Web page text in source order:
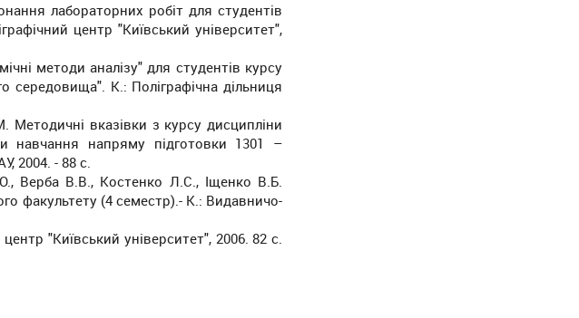
лабораторних робіт для студентів
центр "Київський університет",
методи аналізу" для студентів курсу
середовища". К.: Поліграфічна дільниця
вказівки з курсу дисципліни
навчання напряму підготовки 1301 –
2004. - 88 с.
Верба В.В., Костенко Л.С., Іщенко В.Б.
факультету (4 семестр).- К.: Видавничо-
"Київський університет", 2006. 82 c.